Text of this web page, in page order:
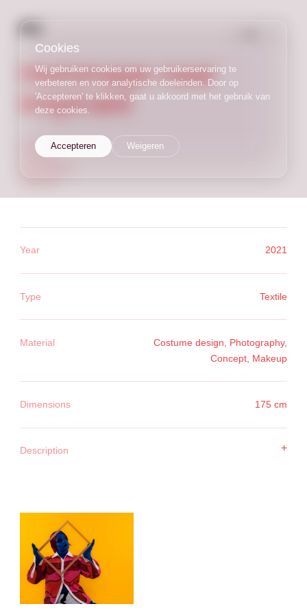
Hommage naar
inspiratie
textile
costume
Year 2021
Type Textile
Material
Costume design, Photography,
Concept, Makeup
Dimensions 175 cm
Description +
The recognisable visual language of Piet Parra — rhythm,
repetition, cut-out silhouettes — has been translated into a
costume.
An interpretation, an attempt to bring his visual world to life in
material, posture and movement.
Cookies
Wij gebruiken cookies om uw gebruikerservaring te
verbeteren en voor analytische doeleinden. Door op
'Accepteren' te klikken, gaat u akkoord met het gebruik van
deze cookies.
Accepteren Weigeren